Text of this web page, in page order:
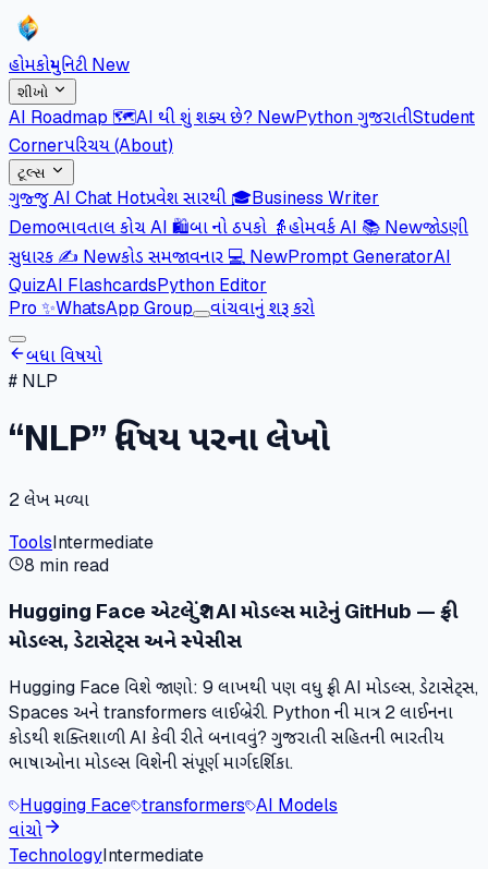
હોમકોમ્યુનિટી New
શીખો
AI Roadmap 🗺️AI થી શું શક્ય છે? NewPython ગુજરાતીStudent
Cornerપરિચય (About)
ટૂલ્સ
ગુજ્જુ AI Chat Hotપ્રવેશ સારથી 🎓Business Writer
Demoભાવતાલ કોચ AI 🛍️બા નો ઠપકો 👵હોમવર્ક AI 📚 Newજોડણી
સુધારક ✍️ Newકોડ સમજાવનાર 💻 NewPrompt GeneratorAI
QuizAI FlashcardsPython Editor
Pro ✨WhatsApp Group વાંચવાનું શરૂ કરો
બધા વિષયો
# NLP
“NLP” વિષય પરના લેખો
2લેખ મળ્યા
ToolsIntermediate
8 min read
Hugging Face એટલે શું? AI મોડલ્સ માટેનું GitHub — ફ્રી
મોડલ્સ, ડેટાસેટ્સ અને સ્પેસીસ
Hugging Face વિશે જાણો: 9 લાખથી પણ વધુ ફ્રી AI મોડલ્સ, ડેટાસેટ્સ,
Spaces અને transformers લાઈબ્રેરી. Python ની માત્ર 2 લાઈનના
કોડથી શક્તિશાળી AI કેવી રીતે બનાવવું? ગુજરાતી સહિતની ભારતીય
ભાષાઓના મોડલ્સ વિશેની સંપૂર્ણ માર્ગદર્શિકા.
Hugging Face transformers AI Models
વાંચો
TechnologyIntermediate